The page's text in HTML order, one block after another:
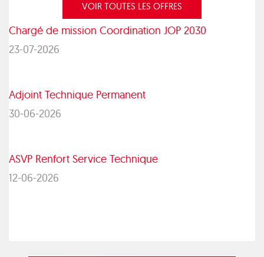
VOIR TOUTES LES OFFRES
Chargé de mission Coordination JOP 2030
23-07-2026
Adjoint Technique Permanent
30-06-2026
ASVP Renfort Service Technique
12-06-2026